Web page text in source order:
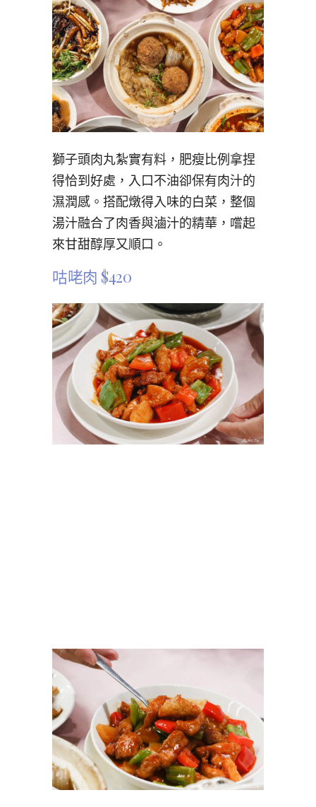
獅子頭肉丸紮實有料，肥瘦比例拿捏
得恰到好處，入口不油卻保有肉汁的
濕潤感。搭配燉得入味的白菜，整個
湯汁融合了肉香與滷汁的精華，嚐起
來甘甜醇厚又順口。
咕咾肉 $420